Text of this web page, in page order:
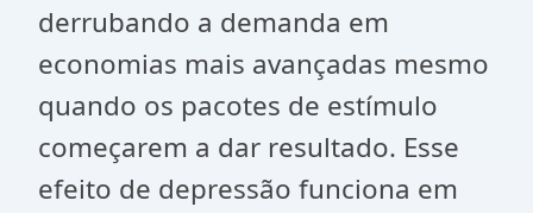
derrubando a demanda em
economias mais avançadas mesmo
quando os pacotes de estímulo
começarem a dar resultado. Esse
efeito de depressão funciona em